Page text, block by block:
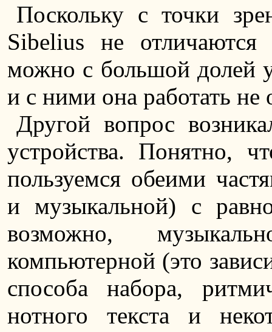
Поскольку с точки
Sibelius не отличаются
можно с большой долей
и с ними она работать не
Другой вопрос
устройства. Понятно,
пользуемся обеими
и музыкальной) с
возможно,
компьютерной (это
способа набора,
нотного текста и